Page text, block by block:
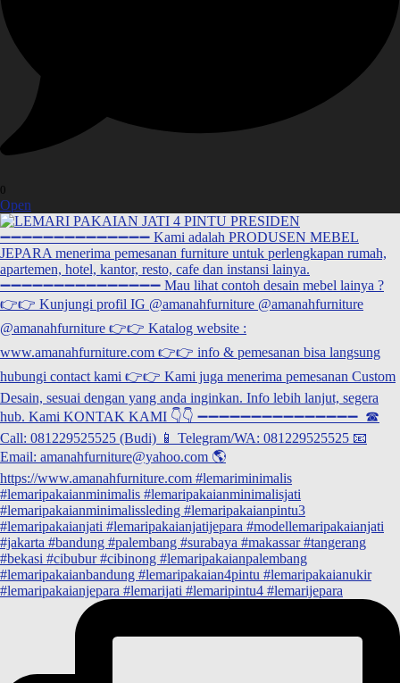
0
Open